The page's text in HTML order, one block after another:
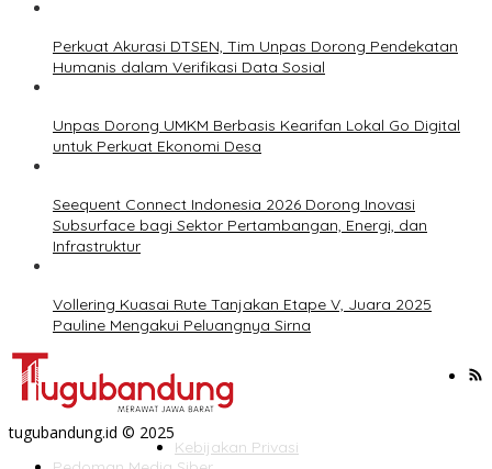
Perkuat Akurasi DTSEN, Tim Unpas Dorong Pendekatan
Humanis dalam Verifikasi Data Sosial
Unpas Dorong UMKM Berbasis Kearifan Lokal Go Digital
untuk Perkuat Ekonomi Desa
Seequent Connect Indonesia 2026 Dorong Inovasi
Subsurface bagi Sektor Pertambangan, Energi, dan
Infrastruktur
Vollering Kuasai Rute Tanjakan Etape V, Juara 2025
Pauline Mengakui Peluangnya Sirna
tugubandung.id © 2025
Kebijakan Privasi